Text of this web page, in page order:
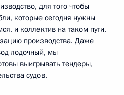
для того чтобы
которые сегодня нужны
и коллектив на таком пути,
производства. Даже
лодочный, мы
выигрывать тендеры,
судов.